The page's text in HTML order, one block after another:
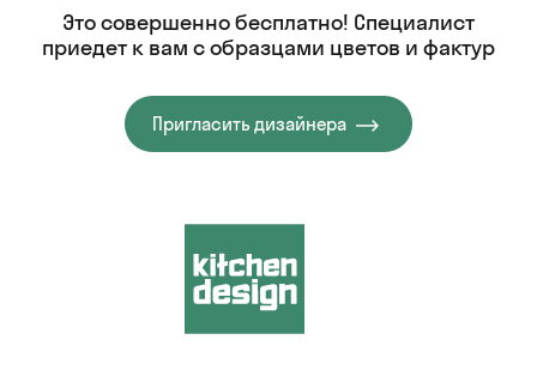
Это совершенно бесплатно! Специалист
приедет к вам с образцами цветов и фактур
Пригласить дизайнера